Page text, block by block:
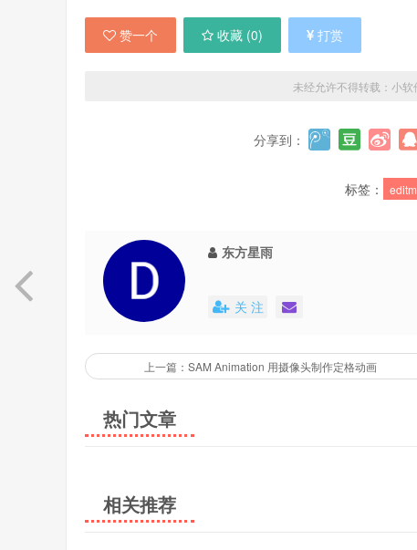
赞一个 收藏 (0) 打赏
未经允许不得转载： 小软
分享到：
标签：
东方星雨
关 注
上一篇：SAM Animation 用摄像头制作定格动画
热门文章
相关推荐